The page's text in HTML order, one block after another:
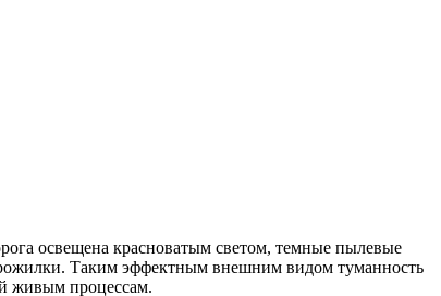
освещена красноватым светом, темные пылевые
Таким эффектным внешним видом туманность
живым процессам.